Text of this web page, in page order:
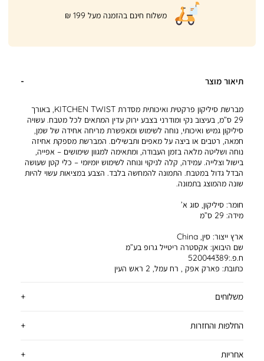
|
product
page
banner
משלוח חינם בהזמנה מעל 199 ₪
תיאור מוצר
משלוחים
החלפות והחזרות
אחריות
מברשת סיליקון פרקטית ואיכותית מסדרת KITCHEN TWIST, באורך
29 ס”מ, בעיצוב נקי ומודרני בצבע ירוק עדין המתאים לכל מטבח. עשויה
סיליקון גמיש ואיכותי, נוחה לשימוש ומאפשרת מריחה אחידה של שמן,
חמאה, רטבים או ביצה על מאפים ותבשילים. המברשת מספקת אחיזה
נוחה ושליטה מלאה בזמן העבודה, ומתאימה למגוון שימושים – אפייה,
בישול וצלייה. עמידה, קלה לניקוי ונוחה לשימוש יומיומי – כלי קטן שעושה
הבדל גדול במטבח. התמונה להמחשה בלבד. הצבע במציאות עשוי להיות
שונה מהמוצג בתמונה.
חומר: סיליקון, סוג א’
מידה: 29 ס”מ
ארץ ייצור: סין, China
שם היבואן: אקסטרה ריטייל גרופ בע”מ
ח.פ.:520044389
כתובת: פארק אפק , רח עמל, 2 ראש העין